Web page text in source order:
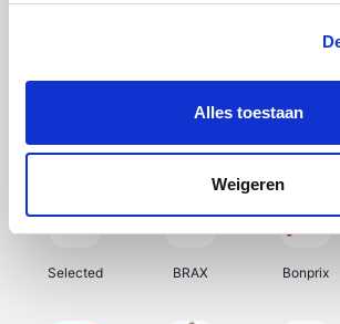
Alles toestaan
Weigeren
Samsung My Jewellery Delonghi
Selected BRAX Bonprix